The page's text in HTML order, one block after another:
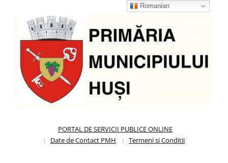
PORTAL DE SERVICII PUBLICE ONLINE
Date de Contact PMH
Termeni si Conditii
Romanian